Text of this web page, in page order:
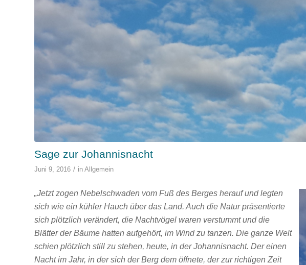
Sage zur Johannisnacht
Juni 9, 2016 / in Allgemein
„Jetzt zogen Nebelschwaden vom Fuß des Berges herauf und legten
sich wie ein kühler Hauch über das Land. Auch die Natur präsentierte
sich plötzlich verändert, die Nachtvögel waren verstummt und die
Blätter der Bäume hatten aufgehört, im Wind zu tanzen. Die ganze Welt
schien plötzlich still zu stehen, heute, in der Johannisnacht. Der einen
Nacht im Jahr, in der sich der Berg dem öffnete, der zur richtigen Zeit